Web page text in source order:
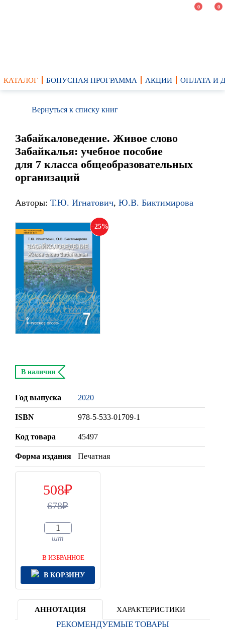
0 0
КАТАЛОГ БОНУСНАЯ ПРОГРАММА АКЦИИ ОПЛАТА И
Вернуться к списку книг
Забайкаловедение. Живое слово
Забайкалья: учебное пособие
для 7 класса общеобразовательных
организаций
Авторы: Т.Ю. Игнатович, Ю.В. Биктимирова
25
В наличии
Год выпуска 2020
ISBN 978-5-533-01709-1
Код товара 45497
Форма издания Печатная
508
678
шт
В ИЗБРАННОЕ
В КОРЗИНУ
АННОТАЦИЯ ХАРАКТЕРИСТИКИ
РЕКОМЕНДУЕМЫЕ ТОВАРЫ